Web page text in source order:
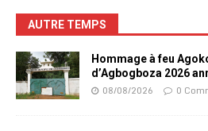
AUTRE TEMPS
Hommage à feu
d’Agbogboza 2026
08/08/2026 0